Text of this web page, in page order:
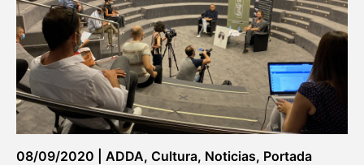
08/09/2020 ADDA, Cultura, Noticias, Portada